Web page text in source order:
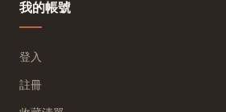
我的帳號
登入
註冊